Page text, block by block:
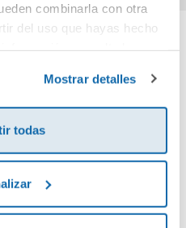
combinarla con otra
del uso que hayas hecho
Mostrar detalles
todas
tu opinión
este producto!